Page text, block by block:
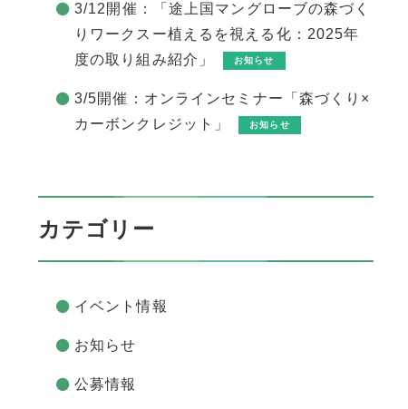
3/12開催：「途上国マングローブの森づく
りワークスー植えるを視える化：2025年
度の取り組み紹介」
お知らせ
3/5開催：オンラインセミナー「森づくり×
カーボンクレジット」
お知らせ
カテゴリー
イベント情報
お知らせ
公募情報